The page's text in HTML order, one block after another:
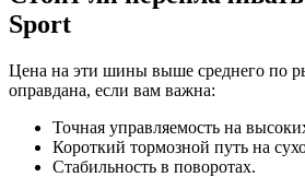
Sport
Цена на эти шины выше среднего по
оправдана, если вам важна:
Точная управляемость на
Короткий тормозной путь на
Стабильность в поворотах.